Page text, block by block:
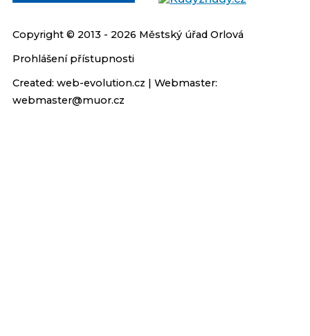
Copyright © 2013 - 2026 Městský úřad Orlová
Prohlášení přístupnosti
Created: web-evolution.cz | Webmaster:
webmaster@muor.cz